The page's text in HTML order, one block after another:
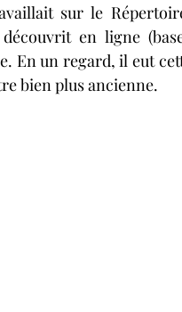
sur le
en ligne
En un regard, il eut
bien plus ancienne.